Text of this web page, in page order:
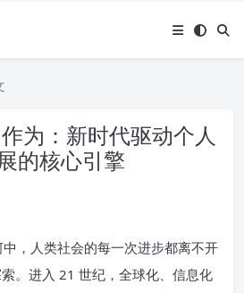
为：新时代驱动个人
的核心引擎
，人类社会的每一次进步都离不开
。进入 21 世纪，全球化、信息化